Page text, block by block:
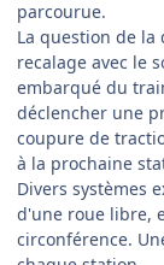
parcourue.
La question de
recalage avec le
embarqué du
déclencher une
coupure de
à la prochaine
Divers systèmes
d'une roue libre,
circonférence.